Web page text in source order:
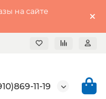
на сайте
11-19